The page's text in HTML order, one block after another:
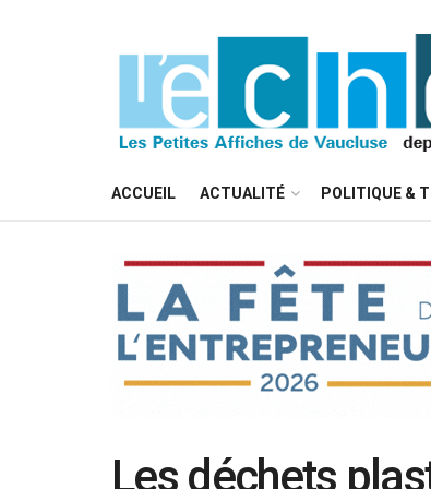
ACCUEIL ACTUALITÉ POLITIQUE &
Les déchets